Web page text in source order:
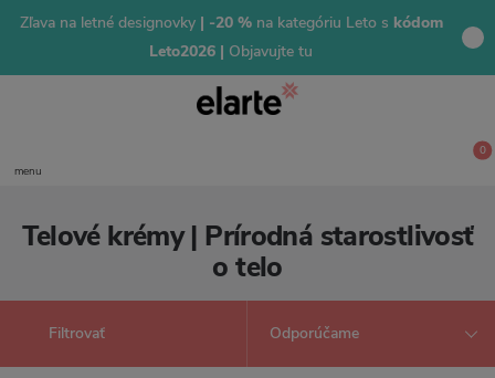
Zľava na letné designovky| -20 % na kategóriu Leto s kódom
Leto2026 | Objavujte tu
menu
0
Telové krémy | Prírodná starostlivosť
o telo
Filtrovať